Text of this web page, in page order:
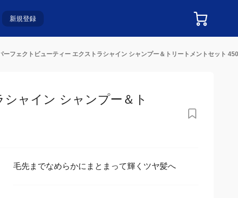
新規登録
ーフェクトビューティー エクストラシャイン シャンプー＆トリートメントセット
イン シャンプー＆トリー
毛先までなめらかにまとまって輝くツヤ髪へ